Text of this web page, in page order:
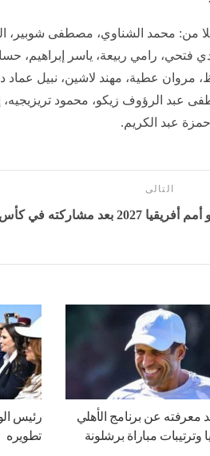
من: محمد الشناوي، مصطفى شوبير،
رامي ربيعة، ياسر إبراهيم،
مروان عطية، مهند لاشين، نبيل عماد
عبد الرؤوف زيكو، محمود تريزيجيه،
عبد الكريم.
التالى
في كأس العالم
معرفته عن برنامج الأهلي
وترتيبات مباراة برشلونة
رئيس
تطويره